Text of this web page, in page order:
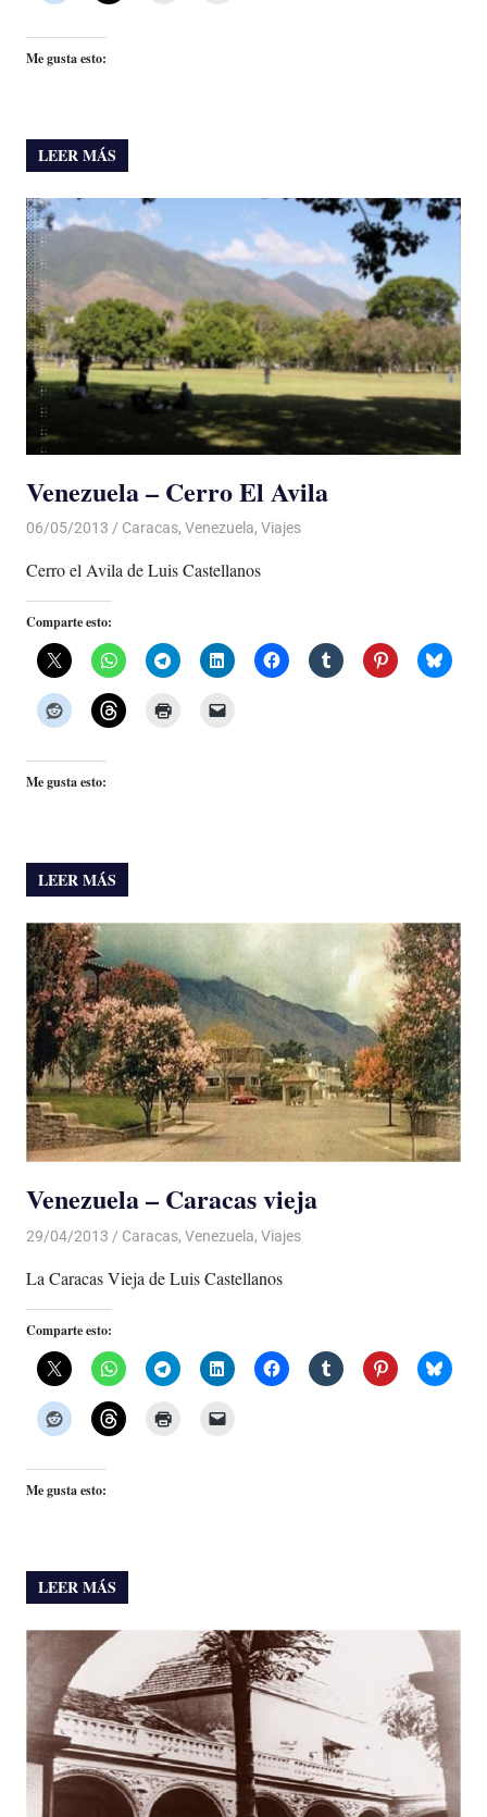
Me gusta esto:
LEER MÁS
Venezuela – Cerro El Avila
06/05/2013 Luis Castellanos
Caracas, Venezuela, Viajes
Cerro el Avila de Luis Castellanos
Comparte esto:
Me gusta esto:
LEER MÁS
Venezuela – Caracas vieja
29/04/2013 Luis Castellanos
Caracas, Venezuela, Viajes
La Caracas Vieja de Luis Castellanos
Comparte esto:
Me gusta esto:
LEER MÁS